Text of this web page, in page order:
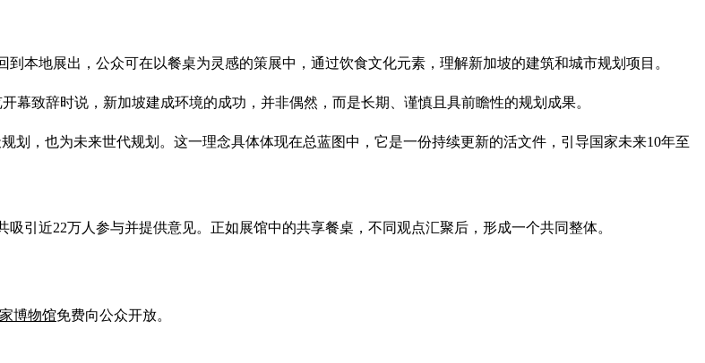
本地展出，公众可在以餐桌为灵感的策展中，通过饮食文化元素，理解新加坡的建筑和城市规划项目。
幕致辞时说，新加坡建成环境的成功，并非偶然，而是长期、谨慎且具前瞻性的规划成果。
划，也为未来世代规划。这一理念具体体现在总蓝图中，它是一份持续更新的活文件，引导国家未来10年至
引近22万人参与并提供意见。正如展馆中的共享餐桌，不同观点汇聚后，形成一个共同整体。
博物馆免费向公众开放。